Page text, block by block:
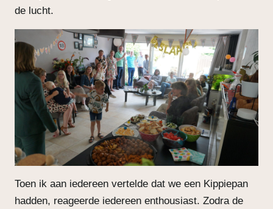
de lucht.
Toen ik aan iedereen vertelde dat we een Kippiepan
hadden, reageerde iedereen enthousiast. Zodra de